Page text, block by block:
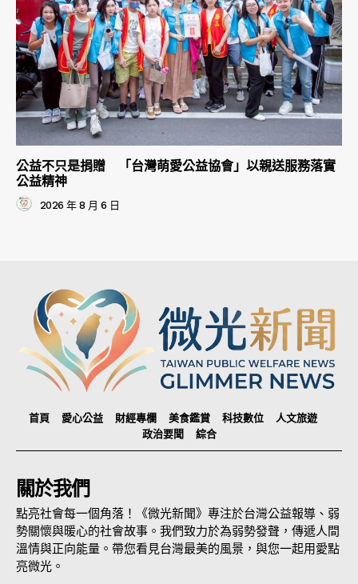
公益不只是捐贈 「台灣萌愛公益協會」以親送服務落實
公益精神
2026 年 8 月 6 日
首頁 愛心公益 財經專欄 美食鑑賞 科技數位
人文旅遊
政治要聞
綜合
關於我們
點亮社會每一個角落！《微光新聞》專注於台灣公益報導、弱
勢關懷與暖心的社會故事。我們致力於為弱勢發聲，傳遞人間
溫情與正向能量。帶您看見台灣最美的風景，與您一起用愛點
亮微光。